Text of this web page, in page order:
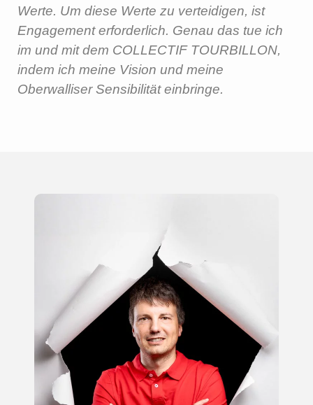
Werte. Um diese Werte zu verteidigen, ist
Engagement erforderlich. Genau das tue ich
im und mit dem COLLECTIF TOURBILLON,
indem ich meine Vision und meine
Oberwalliser Sensibilität einbringe.